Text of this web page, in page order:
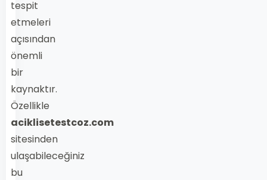
tespit
etmeleri
açısından
önemli
bir
kaynaktır.
Özellikle
aciklisetestcoz.com
sitesinden
ulaşabileceğiniz
bu